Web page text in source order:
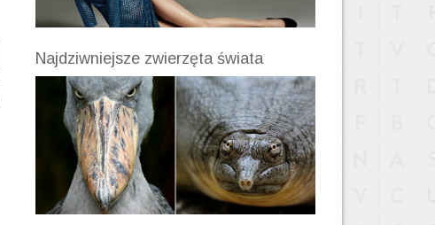
Najdziwniejsze zwierzęta świata